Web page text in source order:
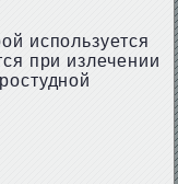
используется
при излечении